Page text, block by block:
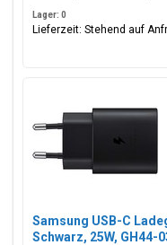
Lager: 0
Lieferzeit: Stehend auf
Samsung USB-C
Schwarz, 25W, GH44-